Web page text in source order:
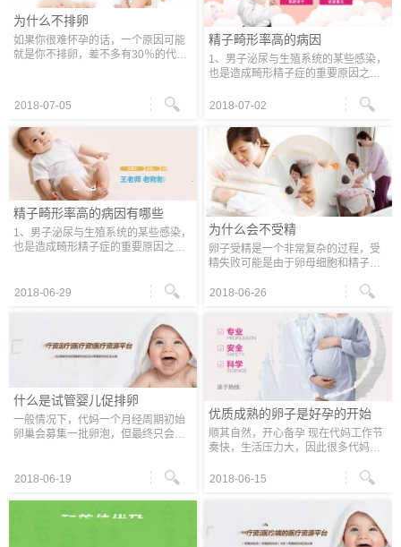
为什么不排卵
如果你很难怀孕的话，一个原因可能
就是你不排卵，差不多有30％的代妈
要大脑发送并促使卵巢合成雌激素
2018-07-05
精子畸形率高的病因
1、男子泌尿与生殖系统的某些感染，
也是造成畸形精子症的重要原因之
如：前列腺炎、精囊炎、尿道炎等。
2018-07-02
精子畸形率高的病因有哪些
1、男子泌尿与生殖系统的某些感染，
也是造成畸形精子症的重要原因之
2、男子本身的内分泌功能低下，即体
2018-06-29
为什么会不受精
卵子受精是一个非常复杂的过程，受
精失败可能是由于卵母细胞和精子内
等原因引起，具体原因在每一个受精
2018-06-26
什么是试管婴儿促排卵
一般情况下，代妈一个月经周期初始
卵巢会募集一批卵泡，但最终只会有1
锁衰退状态。这一个卵子能否成功取
2018-06-19
优质成熟的卵子是好孕的开始
顺其自然，开心备孕 现在代妈工作节
奏快，生活压力大，因此很多代妈体
易引发身体不能自行排卵，或者造成
2018-06-15